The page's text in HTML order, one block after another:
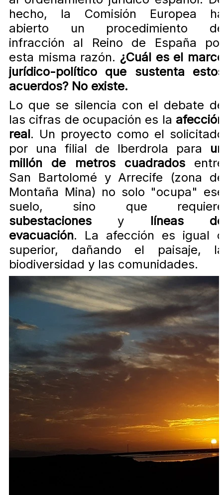
hecho, la Comisión Europea
abierto un procedimiento
infracción al Reino de España
esta misma razón. ¿Cuál es el
jurídico-político que sustenta
acuerdos? No existe.
Lo que se silencia con el debate
las cifras de ocupación es la
real. Un proyecto como el
por una filial de Iberdrola para
millón de metros cuadrados
San Bartolomé y Arrecife (zona
Montaña Mina) no solo "ocupa"
suelo, sino que
subestaciones y líneas
evacuación. La afección es igual
superior, dañando el paisaje,
biodiversidad y las comunidades.